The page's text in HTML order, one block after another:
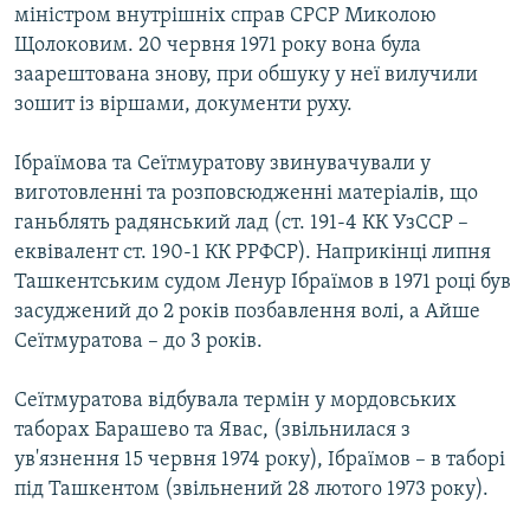
міністром внутрішніх справ СРСР Миколою
Щолоковим. 20 червня 1971 року вона була
заарештована знову, при обшуку у неї вилучили
зошит із віршами, документи руху.
Ібраїмова та Сеїтмуратову звинувачували у
виготовленні та розповсюдженні матеріалів, що
ганьблять радянський лад (ст. 191-4 КК УзССР –
еквівалент ст. 190-1 КК РРФСР). Наприкінці липня
Ташкентським судом Ленур Ібраїмов в 1971 році був
засуджений до 2 років позбавлення волі, а Айше
Сеїтмуратова – до 3 років.
Сеїтмуратова відбувала термін у мордовських
таборах Барашево та Явас, (звільнилася з
ув'язнення 15 червня 1974 року), Ібраїмов – в таборі
під Ташкентом (звільнений 28 лютого 1973 року).